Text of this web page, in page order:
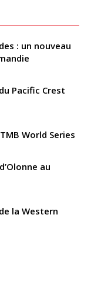
: un nouveau
Pacific Crest
World Series
au
la Western